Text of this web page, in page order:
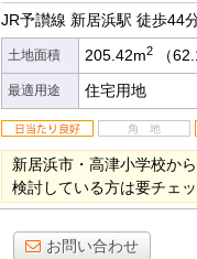
JR予讃線 新居浜駅 徒歩44
土地面積 205.42m2 （
最適用途 住宅用地
新居浜市・高津小学校か
検討している方は要チェッ
お問い合わせ